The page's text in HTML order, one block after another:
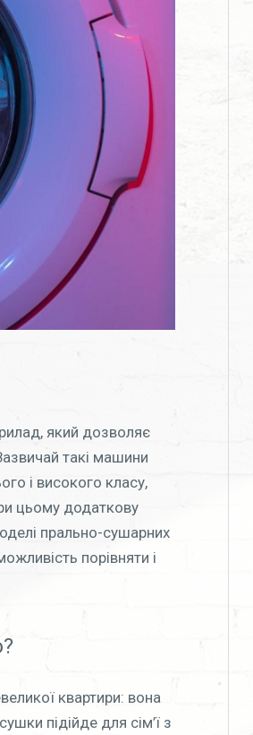
який дозволяє
такі машини
і високого класу,
цьому додаткову
прально-сушарних
порівняти і
квартири: вона
підійде для сім’ї з